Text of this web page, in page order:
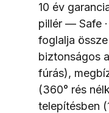
10 év
pillér — Safe
foglalja
biztonságos
fúrás),
(360° rés
telepítésben